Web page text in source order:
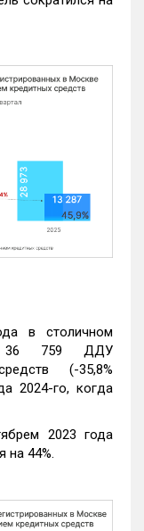
в столичном
36 759 ДДУ
(-35,8%
2024-го, когда
2023 года
на 44%.